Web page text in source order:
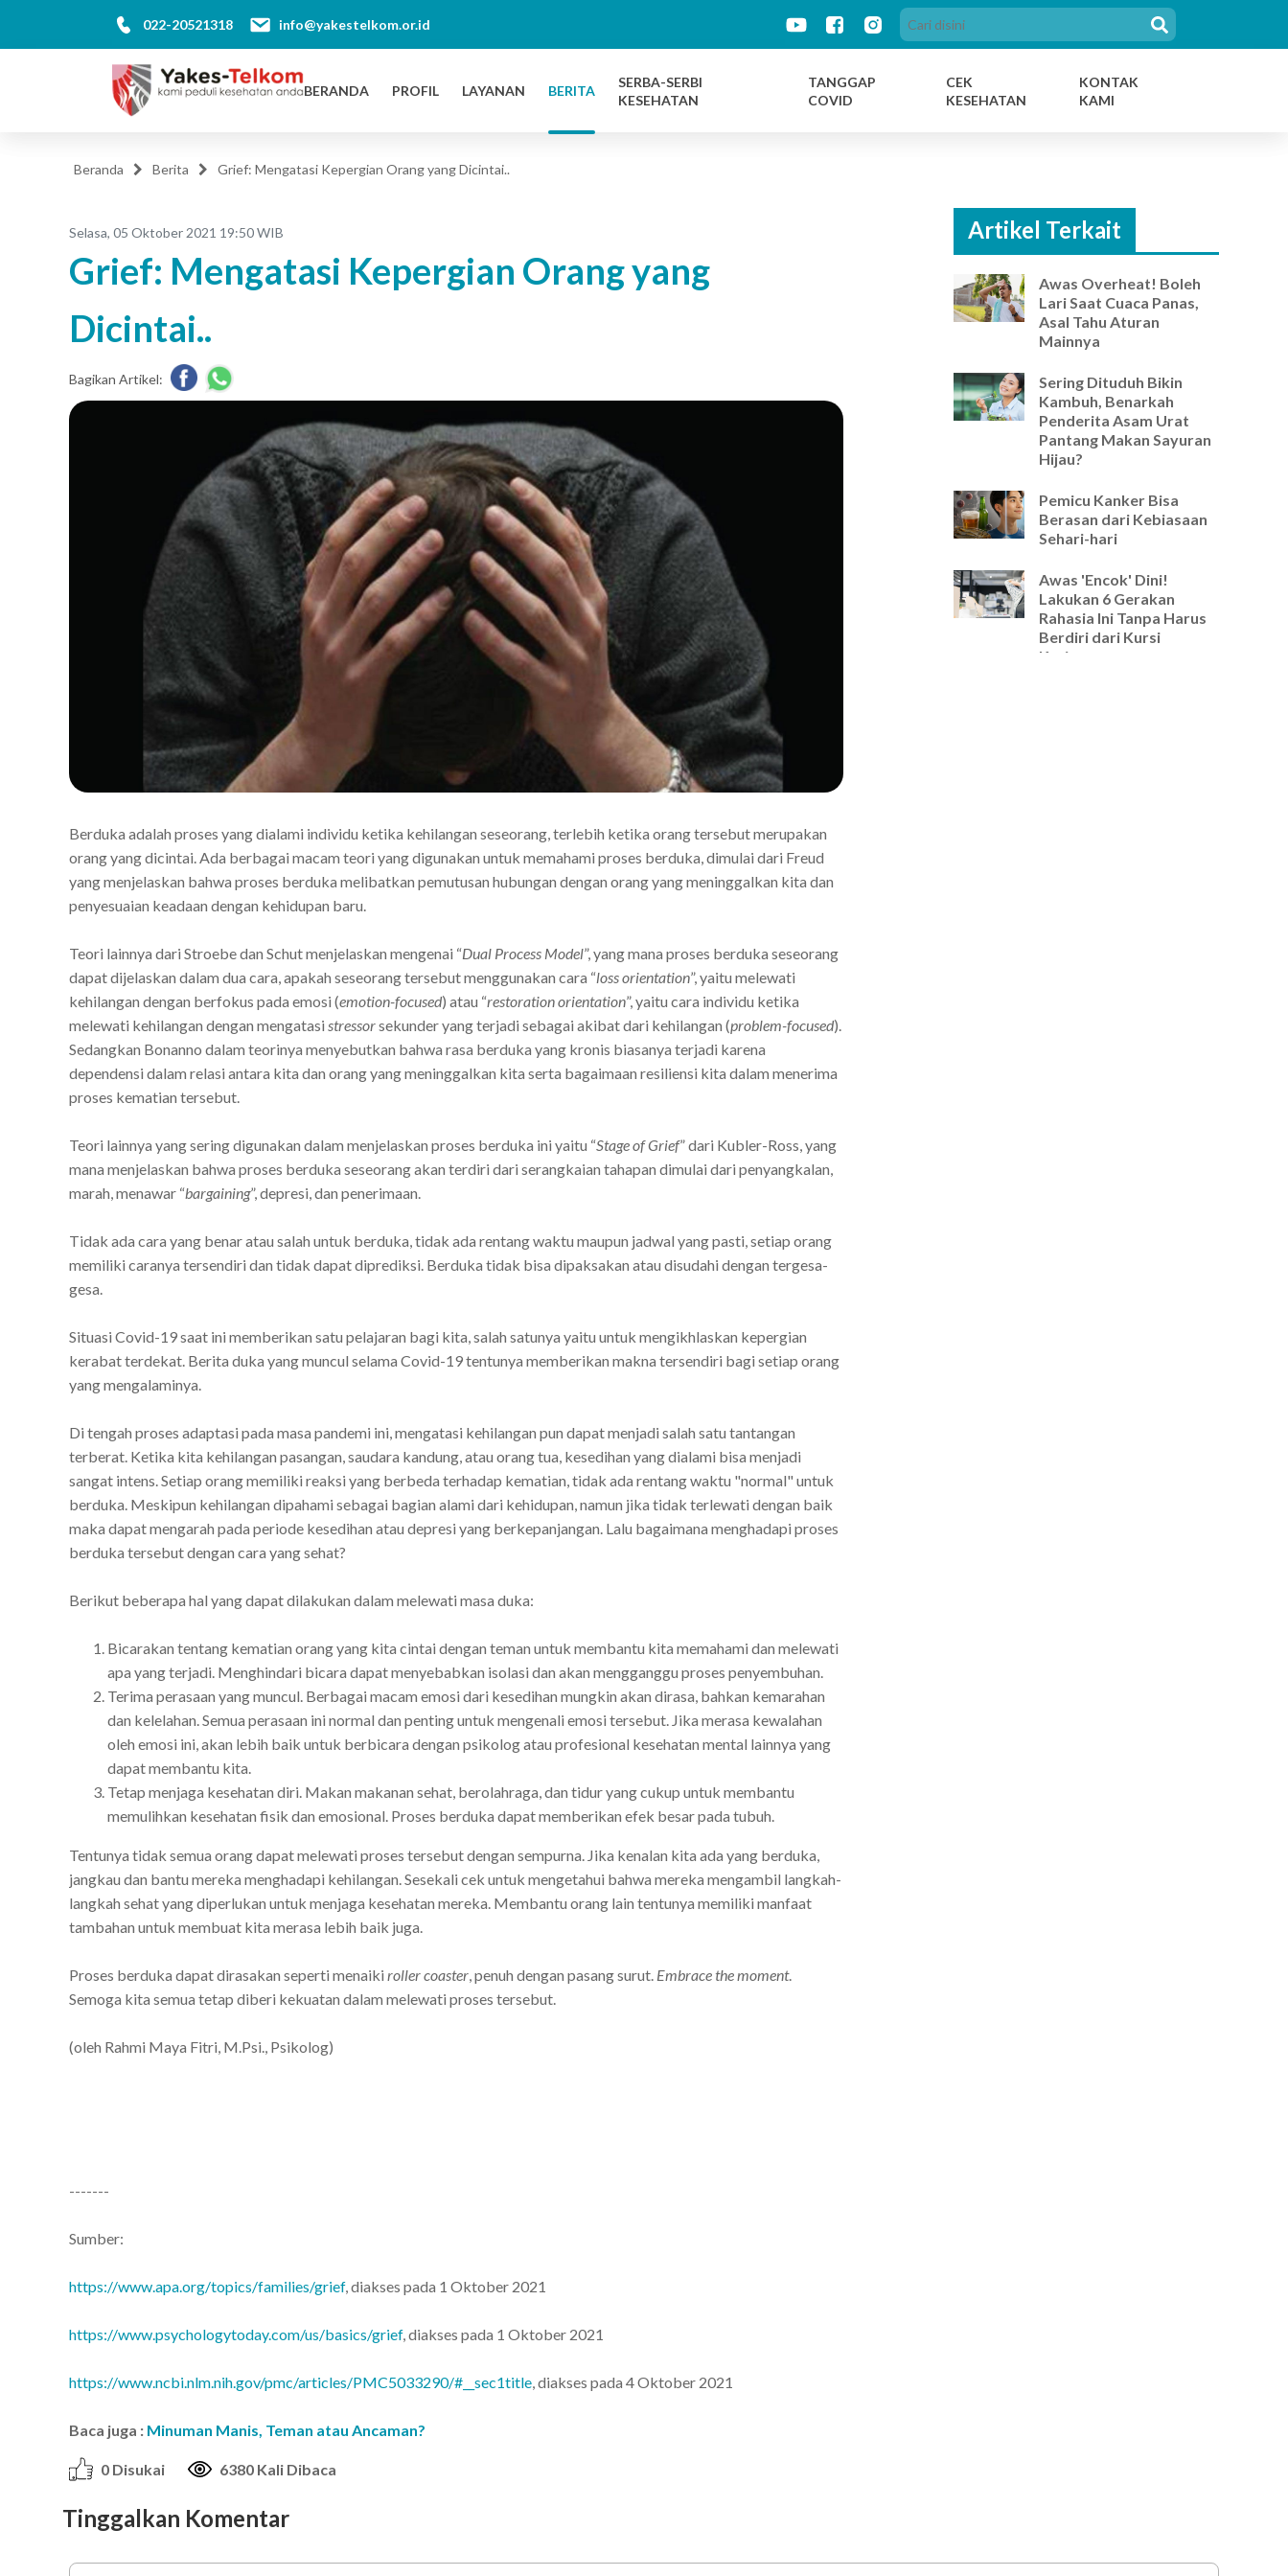
022-20521318 info@yakestelkom.or.id
BERANDA PROFIL LAYANAN BERITA
SERBA-SERBI
KESEHATAN
TANGGAP
COVID
CEK
KESEHATAN
KONTAK
KAMI
Beranda Berita Grief: Mengatasi Kepergian Orang yang Dicintai..
Selasa, 05 Oktober 2021 19:50 WIB
Grief: Mengatasi Kepergian Orang yang
Dicintai..
Bagikan Artikel:
Berduka adalah proses yang dialami individu ketika kehilangan seseorang, terlebih ketika orang tersebut merupakan
orang yang dicintai. Ada berbagai macam teori yang digunakan untuk memahami proses berduka, dimulai dari Freud
yang menjelaskan bahwa proses berduka melibatkan pemutusan hubungan dengan orang yang meninggalkan kita dan
penyesuaian keadaan dengan kehidupan baru.
Teori lainnya dari Stroebe dan Schut menjelaskan mengenai “Dual Process Model”, yang mana proses berduka seseorang
dapat dijelaskan dalam dua cara, apakah seseorang tersebut menggunakan cara “loss orientation”, yaitu melewati
kehilangan dengan berfokus pada emosi (emotion-focused) atau “restoration orientation”, yaitu cara individu ketika
melewati kehilangan dengan mengatasi stressorsekunder yang terjadi sebagai akibat dari kehilangan (problem-focused).
Sedangkan Bonanno dalam teorinya menyebutkan bahwa rasa berduka yang kronis biasanya terjadi karena
dependensi dalam relasi antara kita dan orang yang meninggalkan kita serta bagaimaan resiliensi kita dalam menerima
proses kematian tersebut.
Teori lainnya yang sering digunakan dalam menjelaskan proses berduka ini yaitu “Stage of Grief” dari Kubler-Ross, yang
mana menjelaskan bahwa proses berduka seseorang akan terdiri dari serangkaian tahapan dimulai dari penyangkalan,
marah, menawar “bargaining”, depresi, dan penerimaan.
Tidak ada cara yang benar atau salah untuk berduka, tidak ada rentang waktu maupun jadwal yang pasti, setiap orang
memiliki caranya tersendiri dan tidak dapat diprediksi. Berduka tidak bisa dipaksakan atau disudahi dengan tergesa-
gesa.
Situasi Covid-19 saat ini memberikan satu pelajaran bagi kita, salah satunya yaitu untuk mengikhlaskan kepergian
kerabat terdekat. Berita duka yang muncul selama Covid-19 tentunya memberikan makna tersendiri bagi setiap orang
yang mengalaminya.
Di tengah proses adaptasi pada masa pandemi ini, mengatasi kehilangan pun dapat menjadi salah satu tantangan
terberat. Ketika kita kehilangan pasangan, saudara kandung, atau orang tua, kesedihan yang dialami bisa menjadi
sangat intens. Setiap orang memiliki reaksi yang berbeda terhadap kematian, tidak ada rentang waktu "normal" untuk
berduka. Meskipun kehilangan dipahami sebagai bagian alami dari kehidupan, namun jika tidak terlewati dengan baik
maka dapat mengarah pada periode kesedihan atau depresi yang berkepanjangan. Lalu bagaimana menghadapi proses
berduka tersebut dengan cara yang sehat?
Berikut beberapa hal yang dapat dilakukan dalam melewati masa duka:
Bicarakan tentang kematian orang yang kita cintai dengan teman untuk membantu kita memahami dan melewati
apa yang terjadi. Menghindari bicara dapat menyebabkan isolasi dan akan mengganggu proses penyembuhan.
Terima perasaan yang muncul. Berbagai macam emosi dari kesedihan mungkin akan dirasa, bahkan kemarahan
dan kelelahan. Semua perasaan ini normal dan penting untuk mengenali emosi tersebut. Jika merasa kewalahan
oleh emosi ini, akan lebih baik untuk berbicara dengan psikolog atau profesional kesehatan mental lainnya yang
dapat membantu kita.
Tetap menjaga kesehatan diri. Makan makanan sehat, berolahraga, dan tidur yang cukup untuk membantu
memulihkan kesehatan fisik dan emosional. Proses berduka dapat memberikan efek besar pada tubuh.
Tentunya tidak semua orang dapat melewati proses tersebut dengan sempurna. Jika kenalan kita ada yang berduka,
jangkau dan bantu mereka menghadapi kehilangan. Sesekali cek untuk mengetahui bahwa mereka mengambil langkah-
langkah sehat yang diperlukan untuk menjaga kesehatan mereka. Membantu orang lain tentunya memiliki manfaat
tambahan untuk membuat kita merasa lebih baik juga.
Proses berduka dapat dirasakan seperti menaiki roller coaster , penuh dengan pasang surut. Embrace the moment.
Semoga kita semua tetap diberi kekuatan dalam melewati proses tersebut.
(oleh Rahmi Maya Fitri, M.Psi., Psikolog)
-------
Sumber:
https://www.apa.org/topics/families/grief, diakses pada 1 Oktober 2021
https://www.psychologytoday.com/us/basics/grief, diakses pada 1 Oktober 2021
https://www.ncbi.nlm.nih.gov/pmc/articles/PMC5033290/#__sec1title , diakses pada 4 Oktober 2021
Baca juga : Minuman Manis, Teman atau Ancaman?
0 Disukai 6380 Kali Dibaca
Artikel Terkait
Awas Overheat! Boleh
Lari Saat Cuaca Panas,
Asal Tahu Aturan
Mainnya
Sering Dituduh Bikin
Kambuh, Benarkah
Penderita Asam Urat
Pantang Makan Sayuran
Hijau?
Pemicu Kanker Bisa
Berasan dari Kebiasaan
Sehari-hari
Awas 'Encok' Dini!
Lakukan 6 Gerakan
Rahasia Ini Tanpa Harus
Berdiri dari Kursi
Kerjamu
Tinggalkan Komentar